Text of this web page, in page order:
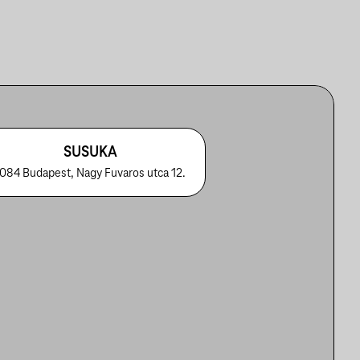
SUSUKA
Budapest, Nagy Fuvaros utca 12.